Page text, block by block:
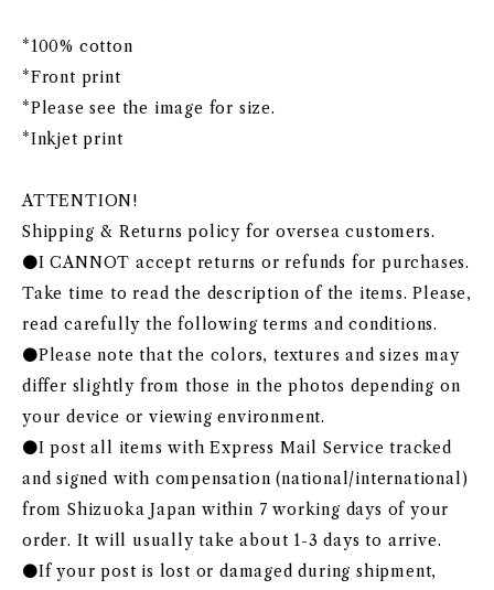
*100% cotton
*Front print
*Please see the image for size.
*Inkjet print
ATTENTION!
Shipping & Returns policy for oversea customers.
●I CANNOT accept returns or refunds for purchases.
Take time to read the description of the items. Please,
read carefully the following terms and conditions.
●Please note that the colors, textures and sizes may
differ slightly from those in the photos depending on
your device or viewing environment.
●I post all items with Express Mail Service tracked
and signed with compensation (national/international)
from Shizuoka Japan within 7 working days of your
order. It will usually take about 1-3 days to arrive.
●If your post is lost or damaged during shipment,